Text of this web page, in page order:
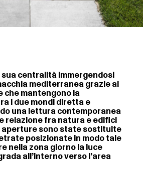
centralità immergendosi
mediterranea grazie al
che mantengono la
i due mondi diretta e
una lettura contemporanea
relazione fra natura e edifici
aperture sono state sostituite
posizionate in modo tale
nella zona giorno la luce
all’interno verso l’area